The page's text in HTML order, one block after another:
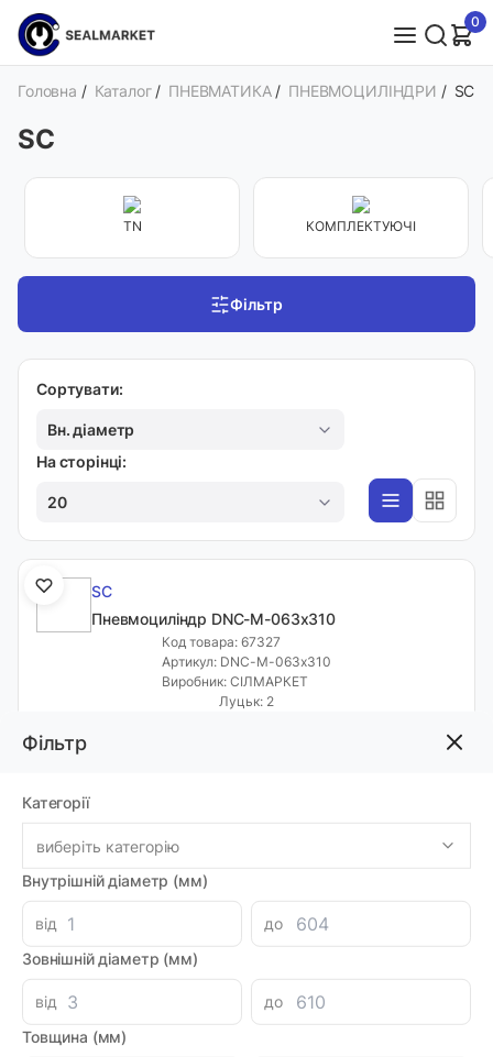
0
Фільтр
Категорії
виберіть категорію
Внутрішній діаметр (мм)
від
до
Зовнішній діаметр (мм)
від
до
Товщина (мм)
Головна / Каталог / ПНЕВМАТИКА / ПНЕВМОЦИЛІНДРИ / SC
SC
TN КОМПЛЕКТУЮЧІ
Фільтр
Сортувати:
Вн. діаметр
На сторінці:
20
SC
Пневмоциліндр DNC-M-063х310
Код товара: 67327
Артикул: DNC-M-063х310
Виробник: СІЛМАРКЕТ
Луцьк: 2
4455.66 грн
Пневмоциліндр SI 32х75
Код товара: 67639
Артикул: 07367
Виробник: ANRUK
Луцьк: 1
1584.00 грн